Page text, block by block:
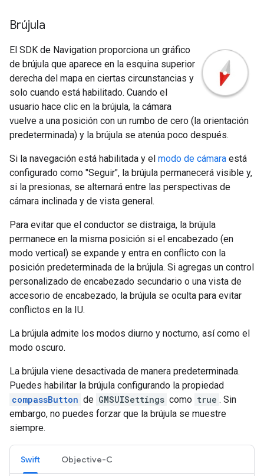
Brújula
El SDK de Navigation proporciona un gráfico
de brújula que aparece en la esquina superior
derecha del mapa en ciertas circunstancias y
solo cuando está habilitado. Cuando el
usuario hace clic en la brújula, la cámara
vuelve a una posición con un rumbo de cero (la orientación
predeterminada) y la brújula se atenúa poco después.
Si la navegación está habilitada y el modo de cámara está
configurado como "Seguir", la brújula permanecerá visible y,
si la presionas, se alternará entre las perspectivas de
cámara inclinada y de vista general.
Para evitar que el conductor se distraiga, la brújula
permanece en la misma posición si el encabezado (en
modo vertical) se expande y entra en conflicto con la
posición predeterminada de la brújula. Si agregas un control
personalizado de encabezado secundario o una vista de
accesorio de encabezado, la brújula se oculta para evitar
conflictos en la IU.
La brújula admite los modos diurno y nocturno, así como el
modo oscuro.
La brújula viene desactivada de manera predeterminada.
Puedes habilitar la brújula configurando la propiedad
compassButton de GMSUISettings como true . Sin
embargo, no puedes forzar que la brújula se muestre
siempre.
Swift Objective-C